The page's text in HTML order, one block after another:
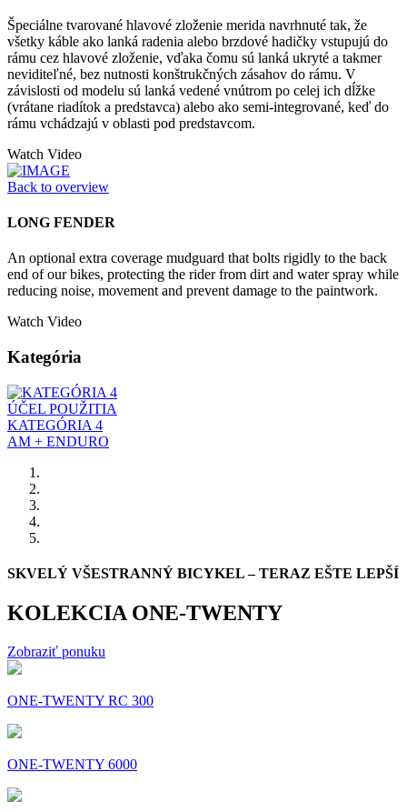
Špeciálne tvarované hlavové zloženie merida navrhnuté tak, že
všetky káble ako lanká radenia alebo brzdové hadičky vstupujú do
rámu cez hlavové zloženie, vďaka čomu sú lanká ukryté a takmer
neviditeľné, bez nutnosti konštrukčných zásahov do rámu. V
závislosti od modelu sú lanká vedené vnútrom po celej ich dĺžke
(vrátane riadítok a predstavca) alebo ako semi-integrované, keď do
rámu vchádzajú v oblasti pod predstavcom.
Watch Video
Back to overview
LONG FENDER
An optional extra coverage mudguard that bolts rigidly to the back
end of our bikes, protecting the rider from dirt and water spray while
reducing noise, movement and prevent damage to the paintwork.
Watch Video
Kategória
ÚČEL POUŽITIA
KATEGÓRIA 4
AM + ENDURO
SKVELÝ VŠESTRANNÝ BICYKEL – TERAZ EŠTE LEPŠÍ
KOLEKCIA ONE-TWENTY
Zobraziť ponuku
ONE-TWENTY RC 300
ONE-TWENTY 6000